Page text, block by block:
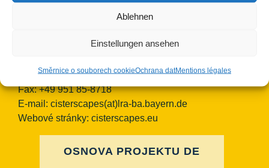
Ablehnen
Einstellungen ansehen
Směrnice o souborech cookieOchrana datMentions légales
alexandra.baier(at)lra-ba.bayern.de
rosa.karl(at)lra-ba.bayern.de
Telefon: +49 951 85-718
Fax: +49 951 85-8718
E-mail: cisterscapes(at)lra-ba.bayern.de
Webové stránky: cisterscapes.eu
OSNOVA PROJEKTU DE